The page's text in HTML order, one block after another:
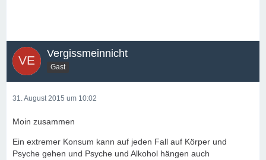
Vergissmeinnicht
Gast
31. August 2015 um 10:02
Moin zusammen
Ein extremer Konsum kann auf jeden Fall auf Körper und
Psyche gehen und Psyche und Alkohol hängen auch